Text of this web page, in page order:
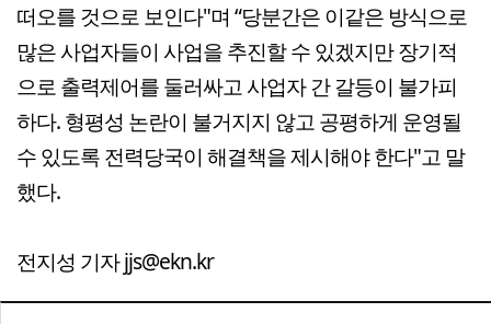
떠오를 것으로 보인다"며 “당분간은 이같은 방식으로
많은 사업자들이 사업을 추진할 수 있겠지만 장기적
으로 출력제어를 둘러싸고 사업자 간 갈등이 불가피
하다. 형평성 논란이 불거지지 않고 공평하게 운영될
수 있도록 전력당국이 해결책을 제시해야 한다"고 말
했다.
전지성 기자 jjs@ekn.kr